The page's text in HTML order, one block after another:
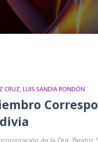
CRUZ LUIS SANDIA RONDÓN
de la Dra. Beatriz